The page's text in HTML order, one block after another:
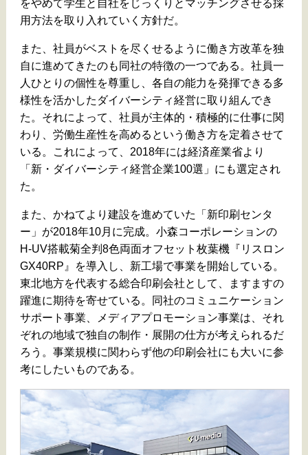
をやめて学生と自社をじっくりとマッチングさせる採
用方法を取り入れていく方針だ。
また、社員がベストを尽くせるように働き方改革を独
自に進めてきたのも同社の特徴の一つである。社員一
人ひとりの個性を尊重し、各自の能力を発揮できる多
様性を活かしたダイバーシティ経営に取り組んでき
た。それによって、社員が主体的・積極的に仕事に関
わり、労働生産性を高めるという働き方を定着させて
いる。これによって、2018年には経済産業省より
「新・ダイバーシティ経営企業100選」にも選定され
た。
また、かねてより建設を進めていた「新印刷センタ
ー」が2018年10月に完成。小森コーポレーションの
H-UV搭載菊全判8色両面オフセット枚葉機『リスロン
GX40RP』を導入し、新工場で事業を開始している。
東北地方を代表する総合印刷会社として、ますますの
躍進に期待を寄せている。同社のコミュニケーション
サポート事業、メディアプロモーション事業は、それ
ぞれの地域で独自の制作・展開の仕方が考えられるだ
ろう。事業規模に関わらず他の印刷会社にも大いに参
考にしたいものである。